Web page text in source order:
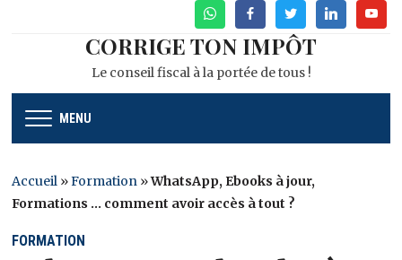
WhatsAppFacebookTwitterLinkedin
CORRIGE TON IMPÔT
Le conseil fiscal à la portée de tous !
MENU
Accueil »Formation »WhatsApp, Ebooks à jour,
Formations … comment avoir accès à tout ?
FORMATION